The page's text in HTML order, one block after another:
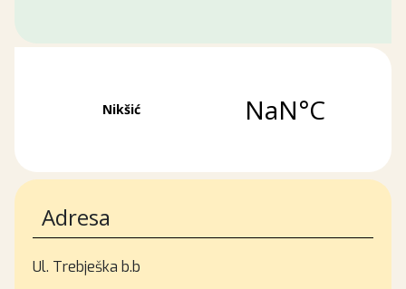
Adresa
Ul. Trebješka b.b